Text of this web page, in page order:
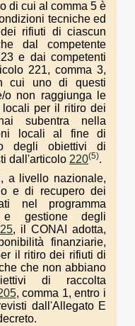
di cui al comma 5 è
tecniche ed
rifiuti di ciascun
dal competente
e dai competenti
221, comma 3,
cui uno di questi
o non raggiunga le
per il ritiro dei
subentra nella
locali al fine di
degli obiettivi di
dall'articolo 220(5).
a livello nazionale,
e di recupero dei
nel programma
e gestione degli
, il CONAI adotta,
finanziarie,
il ritiro dei rifiuti di
che non abbiano
di raccolta
, comma 1, entro i
dall'Allegato E